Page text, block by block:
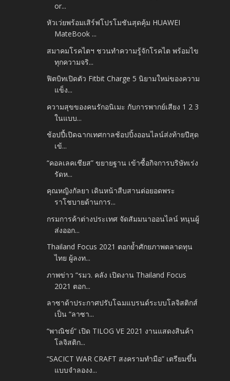
or...
หัวเว่ยพร้อมเสิร์ฟโปรโมชันสุดคุ้ม HUAWEI
MateBook ...
สมาคมโรคไตฯ ชวนทำความรู้จักโรคไต พร้อมไข
ทุกความจริ...
ฟิตบิทเปิดตัว Fitbit Charge 5 นิยามใหม่ของความ
แข็ง...
ความสุขของคนรักอนิเมะ กับการพากย์เสียง 1 2 3
ในแบบ...
ช้อปปี้เปิดฉากเทศกาลช้อปปิ้งออนไลน์ส่งท้ายปีสุด
เข้...
“คอลเลคเชียส” ขยายฐาน เข้าซื้อกิจการบริษัทเร่ง
รัดห...
คุณหญิงกัลยา เดินหน้าสืบสานต่อยอดพระ
ราโชบายด้านการ...
กรมการค้าต่างประเทศ จัดสัมมนาออนไลน์ หนุนผู้
ส่งออก...
Thailand Focus 2021 ตอกย้ำศักยภาพตลาดทุน
ไทย ผู้ลงท...
ภาพข่าว “รมว. คลัง เปิดงาน Thailand Focus
2021 ตอก...
ลาซาด้าประกาศปรับโฉมแบรนด์ระบบโลจิสติกส์
เป็น “ลาซา...
“พาณิชย์” เปิด TILOG VE 2021 งานแสดงสินค้า
โลจิสติก...
“SACICT WAR CRAFT สงครามทำมือ” เตรียมขึ้น
แบบจำลองง...